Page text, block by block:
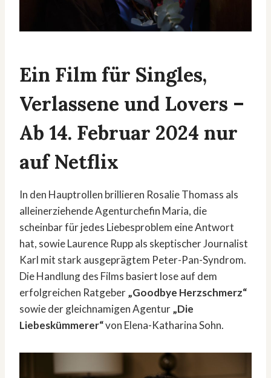
Ein Film für Singles,
Verlassene und Lovers –
Ab 14. Februar 2024 nur
auf Netflix
In den Hauptrollen brillieren Rosalie Thomass als
alleinerziehende Agenturchefin Maria, die
scheinbar für jedes Liebesproblem eine Antwort
hat, sowie Laurence Rupp als skeptischer Journalist
Karl mit stark ausgeprägtem Peter-Pan-Syndrom.
Die Handlung des Films basiert lose auf dem
erfolgreichen Ratgeber„Goodbye Herzschmerz“
sowie der gleichnamigen Agentur„Die
Liebeskümmerer“von Elena-Katharina Sohn.